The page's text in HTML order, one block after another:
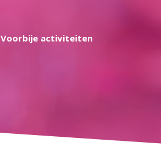
Voorbije activiteiten